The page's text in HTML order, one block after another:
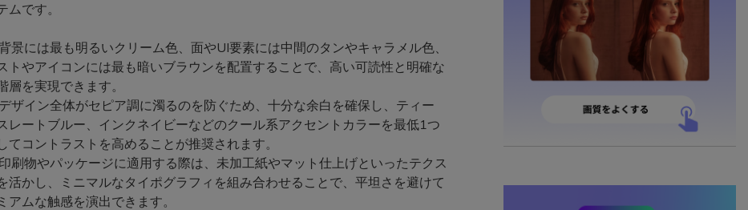
ムです。
には最も明るいクリーム色、面やUI要素には中間のタンやキャラメル色、
トやアイコンには最も暗いブラウンを配置することで、高い可読性と明確な
層を実現できます。
イン全体がセピア調に濁るのを防ぐため、十分な余白を確保し、ティー
レートブルー、インクネイビーなどのクール系アクセントカラーを最低1つ
てコントラストを高めることが推奨されます。
物やパッケージに適用する際は、未加工紙やマット仕上げといったテクス
活かし、ミニマルなタイポグラフィを組み合わせることで、平坦さを避けて
アムな触感を演出できます。